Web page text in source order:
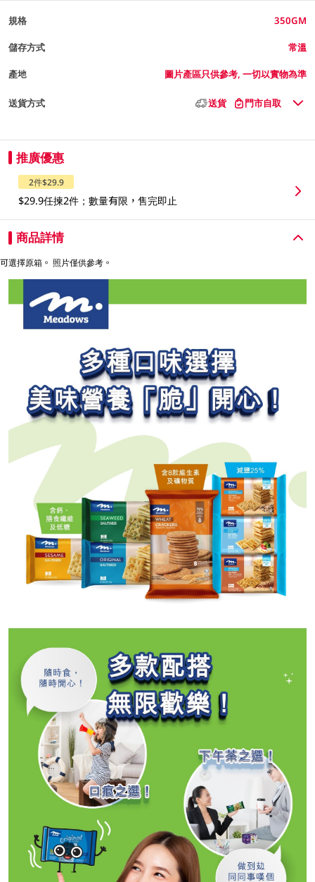
規格 350GM
儲存方式 常溫
產地 圖片產區只供參考, 一切以實物為準
送貨方式 送貨 門市自取
推廣優惠
2件$29.9
$29.9任揀2件；數量有限，售完即止
商品詳情
可選擇原箱。 照片僅供參考。